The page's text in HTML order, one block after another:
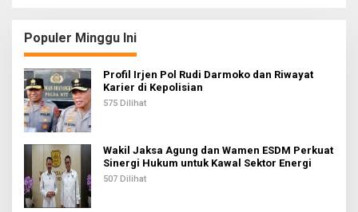
s
i
p
o
s
Populer Minggu Ini
Profil Irjen Pol Rudi Darmoko dan Riwayat
Karier di Kepolisian
575 Dilihat
Wakil Jaksa Agung dan Wamen ESDM Perkuat
Sinergi Hukum untuk Kawal Sektor Energi
507 Dilihat